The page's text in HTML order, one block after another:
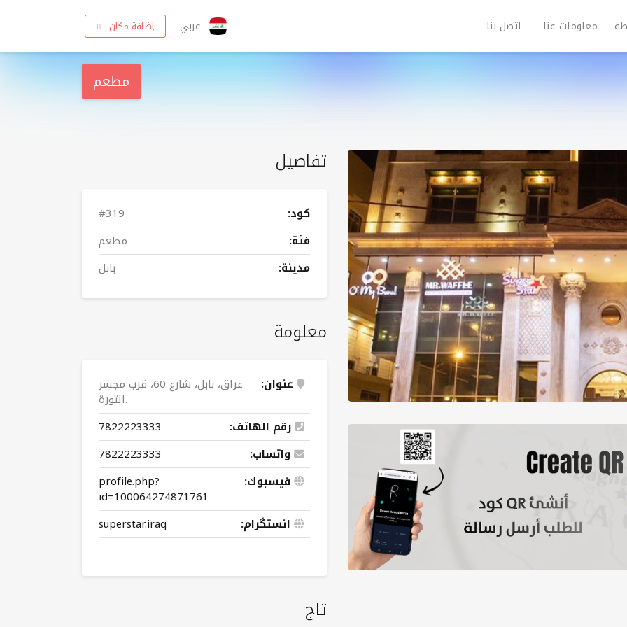
معلومات عنا اتصل بنا عربي إضافة مكان
مطعم
تفاصيل
كود:
#319
فئة:
مطعم
مدينة:
بابل
معلومة
عنوان: عراق، بابل، شارع 60، قرب مجسر
الثورة.
رقم الهاتف:
7822223333
واتساب:
7822223333
فيسبوك:
profile.php?
id=100064274871761
انستگرام:
superstar.iraq
تاج